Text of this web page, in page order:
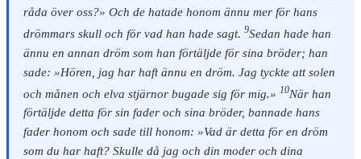
råda över oss?» Och de hatade honom ännu mer för hans
drömmars skull och för vad han hade sagt. 9Sedan hade han
ännu en annan dröm som han förtäljde för sina bröder; han
sade: »Hören, jag har haft ännu en dröm. Jag tyckte att solen
och månen och elva stjärnor bugade sig för mig.» 10När han
förtäljde detta för sin fader och sina bröder, bannade hans
fader honom och sade till honom: »Vad är detta för en dröm
som du har haft? Skulle då jag och din moder och dina